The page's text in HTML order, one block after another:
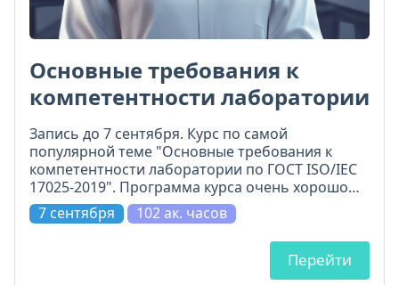
Основные требования к
компетентности лаборатории
Запись до 7 сентября. Курс по самой
популярной теме "Основные требования к
компетентности лаборатории по ГОСТ ISO/IEC
17025-2019". Программа курса очень хорошо
проработана, включает 11 модулей. Всё по делу
и на самом высоком уровне.
7 сентября 102 ак. часов
Перейти